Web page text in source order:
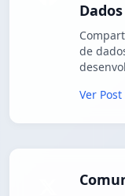
Dados
de
Ver Post